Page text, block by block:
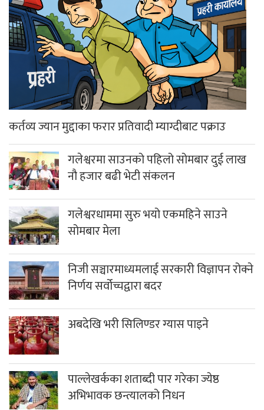
कर्तव्य ज्यान मुद्दाका फरार प्रतिवादी म्याग्दीबाट पक्राउ
गलेश्वरमा साउनको पहिलो सोमबार दुई लाख
नौ हजार बढी भेटी संकलन
गलेश्वरधाममा सुरु भयो एकमहिने साउने
सोमबार मेला
निजी सञ्चारमाध्यमलाई सरकारी विज्ञापन रोक्ने
निर्णय सर्वोच्चद्वारा बदर
अबदेखि भरी सिलिण्डर ग्यास पाइने
पाल्लेखर्कका शताब्दी पार गरेका ज्येष्ठ
अभिभावक छन्त्यालको निधन